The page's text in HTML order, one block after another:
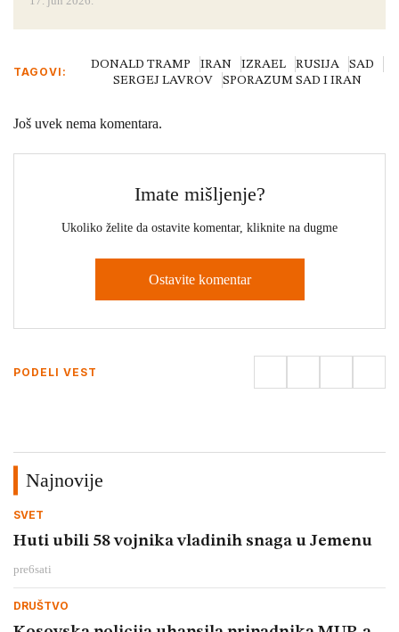
TAGOVI:
DONALD TRAMP IRAN IZRAEL RUSIJA
SAD
SERGEJ LAVROV
SPORAZUM SAD I IRAN
Još uvek nema komentara.
Imate mišljenje?
Ukoliko želite da ostavite komentar, kliknite na dugme
Ostavite komentar
PODELI VEST
Najnovije
SVET
Huti ubili 58 vojnika vladinih snaga u Jemenu
pre6sati
DRUŠTVO